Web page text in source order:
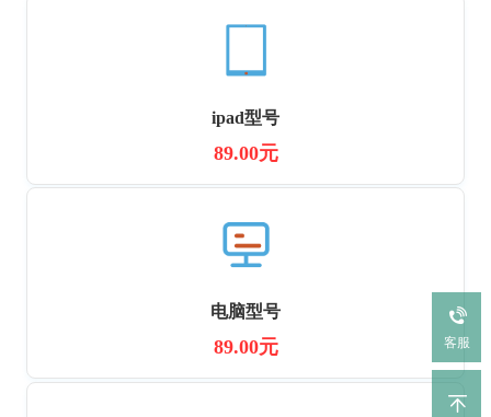
ipad型号
89.00元
电脑型号
89.00元 客服